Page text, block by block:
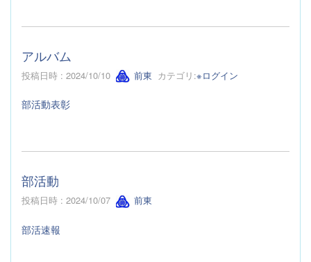
アルバム
投稿日時 : 2024/10/10 前東 カテゴリ:※ログイン
部活動表彰
部活動
投稿日時 : 2024/10/07 前東
部活速報